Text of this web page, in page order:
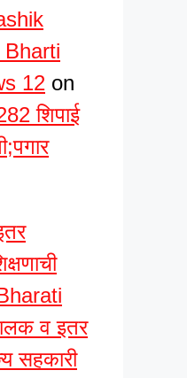
Bharti
12 on
शिपाई
व इतर
सहकारी